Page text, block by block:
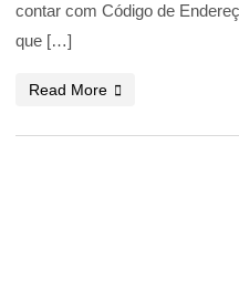
contar com Código de
que […]
Read More